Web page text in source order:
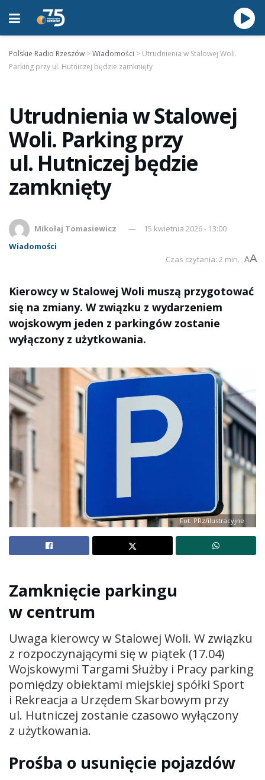
Polskie Radio Rzeszów >Wiadomości > Utrudnienia w Stalowej Woli.
Parking przy ul. Hutniczej będzie zamknięty
Utrudnienia w Stalowej
Woli. Parking przy
ul. Hutniczej będzie
zamknięty
Mikołaj Tomasiewicz
15 kwietnia 2026 - 13:00
Wiadomości
Czas czytania: 2 min. AA
Kierowcy w Stalowej Woli muszą przygotować
się na zmiany. W związku z wydarzeniem
wojskowym jeden z parkingów zostanie
wyłączony z użytkowania.
Fot. PRz/ilustracyjne
Zamknięcie parkingu
w centrum
Uwaga kierowcy w Stalowej Woli. W związku
z rozpoczynającymi się w piątek (17.04)
Wojskowymi Targami Służby i Pracy parking
pomiędzy obiektami miejskiej spółki Sport
i Rekreacja a Urzędem Skarbowym przy
ul. Hutniczej zostanie czasowo wyłączony
z użytkowania.
Prośba o usunięcie pojazdów